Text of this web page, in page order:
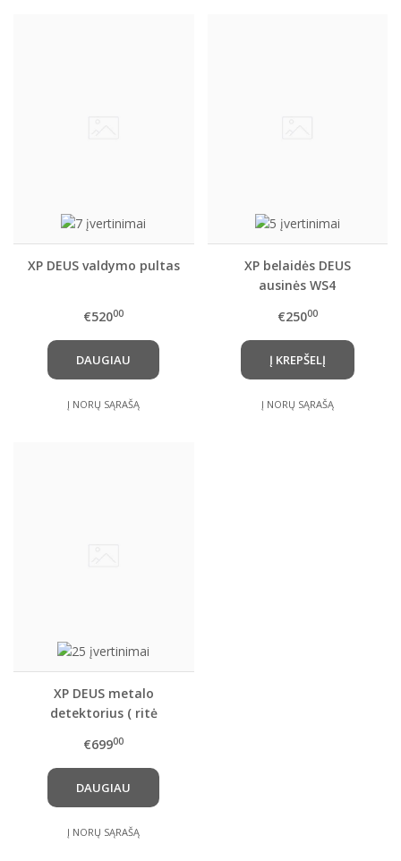
XP DEUS valdymo pultas
€52000
DAUGIAU
Į NORŲ SĄRAŠĄ
XP belaidės DEUS
ausinės WS4
€25000
Į KREPŠELĮ
Į NORŲ SĄRAŠĄ
XP DEUS metalo
detektorius ( ritė
papildomai
pasirenkamais priedais
€69900
DAUGIAU
Į NORŲ SĄRAŠĄ